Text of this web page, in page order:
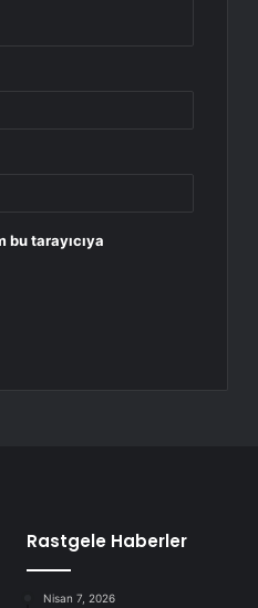
bu tarayıcıya
Rastgele Haberler
Nisan 7, 2026